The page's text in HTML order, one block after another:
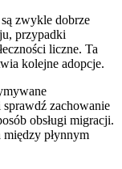
zwykle dobrze
przypadki
liczne. Ta
kolejne adopcje.
zachowanie
obsługi migracji.
płynnym